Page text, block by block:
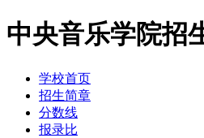
中央音乐学院招
学校首页
招生简章
分数线
报录比